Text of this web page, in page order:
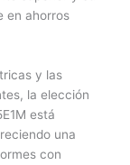
en ahorros
y las
la elección
está
una
con